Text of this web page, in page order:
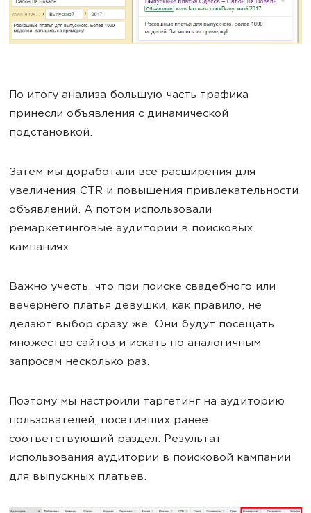
По итогу анализа большую часть трафика
принесли объявления с динамической
подстановкой.
Затем мы доработали все расширения для
увеличения CTR и повышения привлекательности
объявлений. А потом использовали
ремаркетинговые аудитории в поисковых
кампаниях
Важно учесть, что при поиске свадебного или
вечернего платья девушки, как правило, не
делают выбор сразу же. Они будут посещать
множество сайтов и искать по аналогичным
запросам несколько раз.
Поэтому мы настроили таргетинг на аудиторию
пользователей, посетивших ранее
соответствующий раздел. Результат
использования аудитории в поисковой кампании
для выпускных платьев.